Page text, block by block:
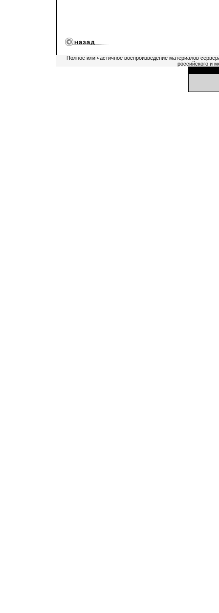
Полное или частичное воспроизведение материалов
российского и